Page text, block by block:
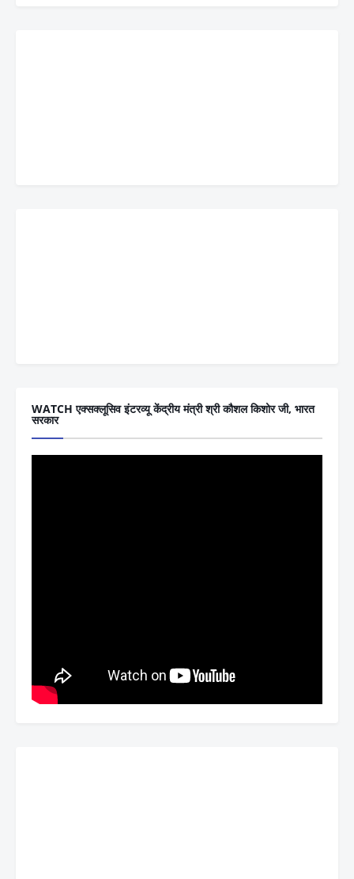
WATCH एक्सक्लूसिव इंटरव्यू केंद्रीय मंत्री श्री कौशल किशोर जी, भारत
सरकार